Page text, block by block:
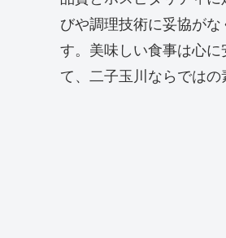
びや調理技術に妥協が
す。美味しい食事は心
て、二子玉川ならではの